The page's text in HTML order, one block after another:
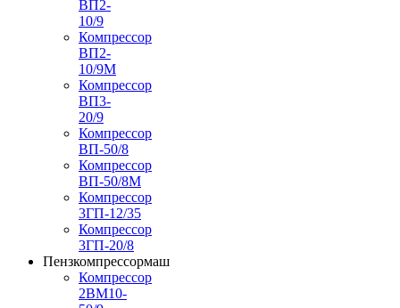
ВП2-
10/9
Компрессор
ВП2-
10/9М
Компрессор
ВП3-
20/9
Компрессор
ВП-50/8
Компрессор
ВП-50/8М
Компрессор
3ГП-12/35
Компрессор
3ГП-20/8
Пензкомпрессормаш
Компрессор
2ВМ10-